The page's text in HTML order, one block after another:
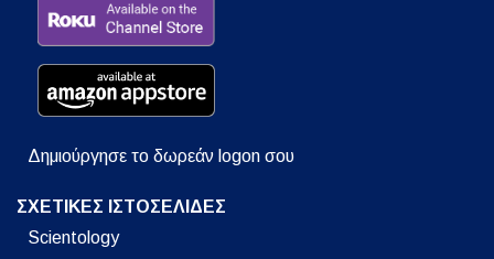
Δημιούργησε το δωρεάν logon σου
ΣΧΕΤΙΚΕΣ ΙΣΤΟΣΕΛΙΔΕΣ
Scientology